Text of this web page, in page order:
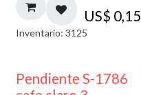
US$ 0,15
Inventario: 3125
Pendiente S-1786